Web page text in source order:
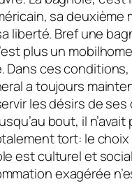
sa deuxième
liberté. Bref une
plus un
Dans ces conditions,
a toujours
les désirs de ses
bout, il
tort: le choix
est culturel et
exagérée